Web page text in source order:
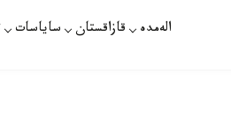
الەمدە قازاقستان ساياسات